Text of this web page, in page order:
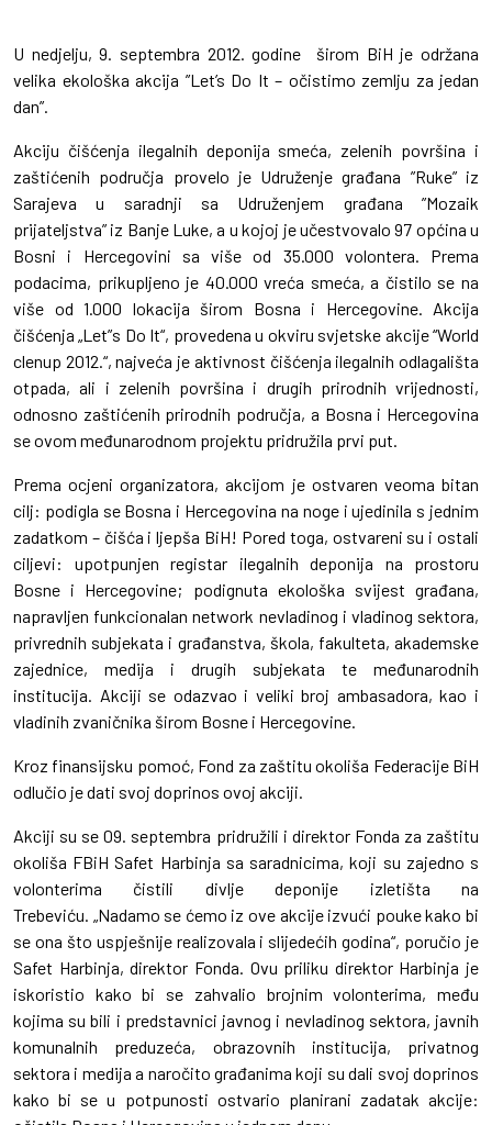
U nedjelju, 9. septembra 2012. godine širom BiH je održana
velika ekološka akcija ”Let’s Do It – očistimo zemlju za jedan
dan”.
Akciju čišćenja ilegalnih deponija smeća, zelenih površina i
zaštićenih područja provelo je Udruženje građana ”Ruke” iz
Sarajeva u saradnji sa Udruženjem građana ”Mozaik
prijateljstva” iz Banje Luke, a u kojoj je učestvovalo 97 općina u
Bosni i Hercegovini sa više od 35.000 volontera. Prema
podacima, prikupljeno je 40.000 vreća smeća, a čistilo se na
više od 1.000 lokacija širom Bosna i Hercegovine. Akcija
čišćenja „Let”s Do It“, provedena u okviru svjetske akcije “World
clenup 2012.“, najveća je aktivnost čišćenja ilegalnih odlagališta
otpada, ali i zelenih površina i drugih prirodnih vrijednosti,
odnosno zaštićenih prirodnih područja, a Bosna i Hercegovina
se ovom međunarodnom projektu pridružila prvi put.
Prema ocjeni organizatora, akcijom je ostvaren veoma bitan
cilj: podigla se Bosna i Hercegovina na noge i ujedinila s jednim
zadatkom – čišća i ljepša BiH! Pored toga, ostvareni su i ostali
ciljevi: upotpunjen registar ilegalnih deponija na prostoru
Bosne i Hercegovine; podignuta ekološka svijest građana,
napravljen funkcionalan network nevladinog i vladinog sektora,
privrednih subjekata i građanstva, škola, fakulteta, akademske
zajednice, medija i drugih subjekata te međunarodnih
institucija. Akciji se odazvao i veliki broj ambasadora, kao i
vladinih zvaničnika širom Bosne i Hercegovine.
Kroz finansijsku pomoć, Fond za zaštitu okoliša Federacije BiH
odlučio je dati svoj doprinos ovoj akciji.
Akciji su se 09. septembra pridružili i direktor Fonda za zaštitu
okoliša FBiH Safet Harbinja sa saradnicima, koji su zajedno s
volonterima čistili divlje deponije izletišta na
Trebeviću. „Nadamo se ćemo iz ove akcije izvući pouke kako bi
se ona što uspješnije realizovala i slijedećih godina“, poručio je
Safet Harbinja, direktor Fonda. Ovu priliku direktor Harbinja je
iskoristio kako bi se zahvalio brojnim volonterima, među
kojima su bili i predstavnici javnog i nevladinog sektora, javnih
komunalnih preduzeća, obrazovnih institucija, privatnog
sektora i medija a naročito građanima koji su dali svoj doprinos
kako bi se u potpunosti ostvario planirani zadatak akcije: